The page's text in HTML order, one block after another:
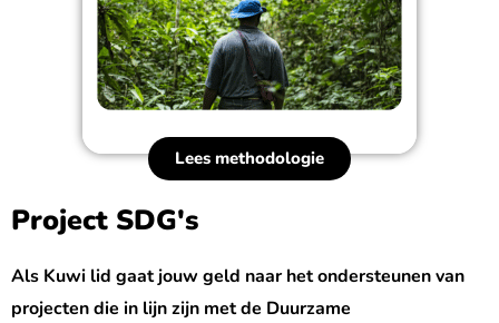
Lees methodologie
Project SDG's
Als Kuwi lid gaat jouw geld naar het ondersteunen van
projecten die in lijn zijn met de Duurzame